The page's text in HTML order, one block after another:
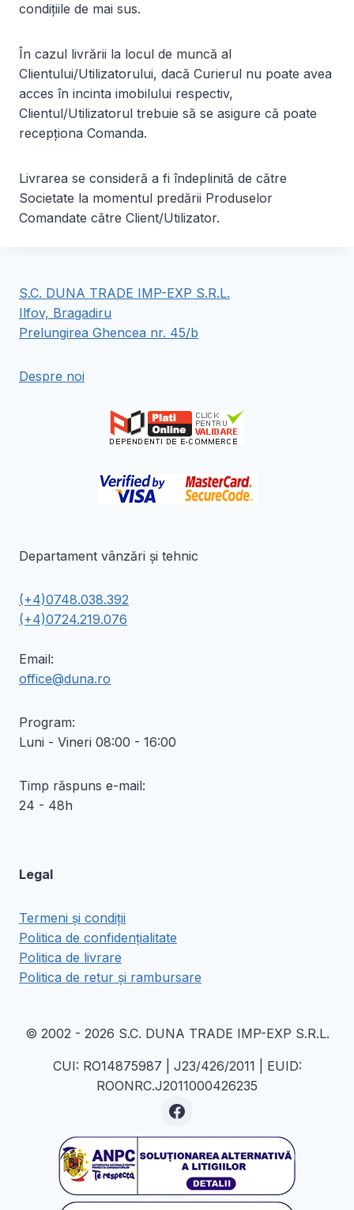
condițiile de mai sus.
În cazul livrării la locul de muncă al
Clientului/Utilizatorului, dacă Curierul nu poate avea
acces în incinta imobilului respectiv,
Clientul/Utilizatorul trebuie să se asigure că poate
recepționa Comanda.
Livrarea se consideră a fi îndeplinită de către
Societate la momentul predării Produselor
Comandate către Client/Utilizator.
S.C. DUNA TRADE IMP-EXP S.R.L.
Ilfov, Bragadiru
Prelungirea Ghencea nr. 45/b
Despre noi
Departament vânzări și tehnic
(+4)0748.038.392
(+4)0724.219.076
Email:
office@duna.ro
Program:
Luni - Vineri 08:00 - 16:00
Timp răspuns e-mail:
24 - 48h
Legal
Termeni și condiții
Politica de confidențialitate
Politica de livrare
Politica de retur și rambursare
© 2002 - 2026 S.C. DUNA TRADE IMP-EXP S.R.L.
CUI: RO14875987 | J23/426/2011 | EUID:
ROONRC.J2011000426235